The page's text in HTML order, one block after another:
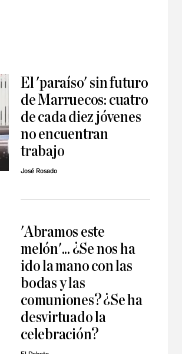
El 'paraíso' sin futuro
de Marruecos: cuatro
de cada diez jóvenes
no encuentran
trabajo
José Rosado
'Abramos este
melón'... ¿Se nos ha
ido la mano con las
bodas y las
comuniones? ¿Se ha
desvirtuado la
celebración?